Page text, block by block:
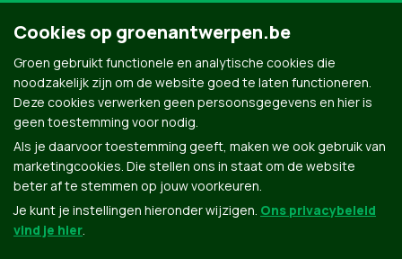
verwerkt en bijhoudt volgenshaar privacybeleid. Als je aanvinkt
dat je e-mails wilt ontvangen, houden we je op de hoogte
volgens je interesses. Je kan je gegevens opvragen, laten
verbeteren of laten verwijderen.
Cookies op groenantwerpen.be
Groen gebruikt functionele en analytische cookies die
noodzakelijk zijn om de website goed te laten functioneren.
Deze cookies verwerken geen persoonsgegevens en hier is
geen toestemming voor nodig.
Als je daarvoor toestemming geeft, maken we ook gebruik van
marketingcookies. Die stellen ons in staat om de website
beter af te stemmen op jouw voorkeuren.
Je kunt je instellingen hieronder wijzigen. Ons privacybeleid
vind je hier.